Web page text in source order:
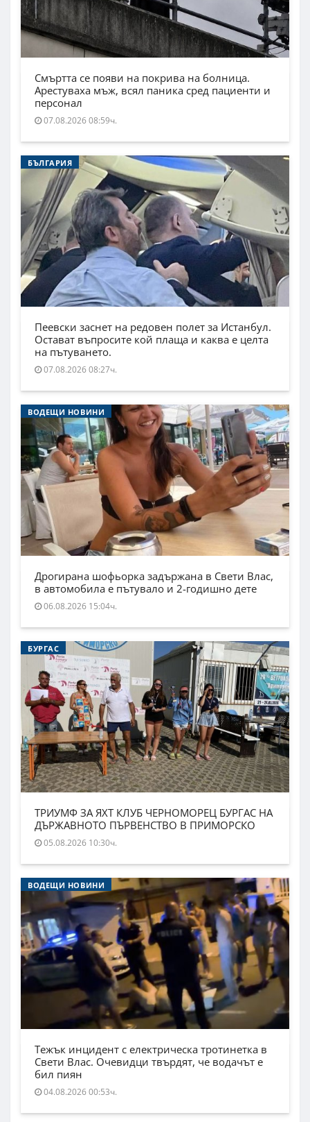
Смъртта се появи на покрива на болница.
Арестуваха мъж, всял паника сред пациенти и
персонал
07.08.2026 08:59ч.
БЪЛГАРИЯ
Пеевски заснет на редовен полет за Истанбул.
Остават въпросите кой плаща и каква е целта
на пътуването.
07.08.2026 08:27ч.
ВОДЕЩИ НОВИНИ
Дрогирана шофьорка задържана в Свети Влас,
в автомобила е пътувало и 2-годишно дете
06.08.2026 15:04ч.
БУРГАС
ТРИУМФ ЗА ЯХТ КЛУБ ЧЕРНОМОРЕЦ БУРГАС НА
ДЪРЖАВНОТО ПЪРВЕНСТВО В ПРИМОРСКО
05.08.2026 10:30ч.
ВОДЕЩИ НОВИНИ
Тежък инцидент с електрическа тротинетка в
Свети Влас. Очевидци твърдят, че водачът е
бил пиян
04.08.2026 00:53ч.